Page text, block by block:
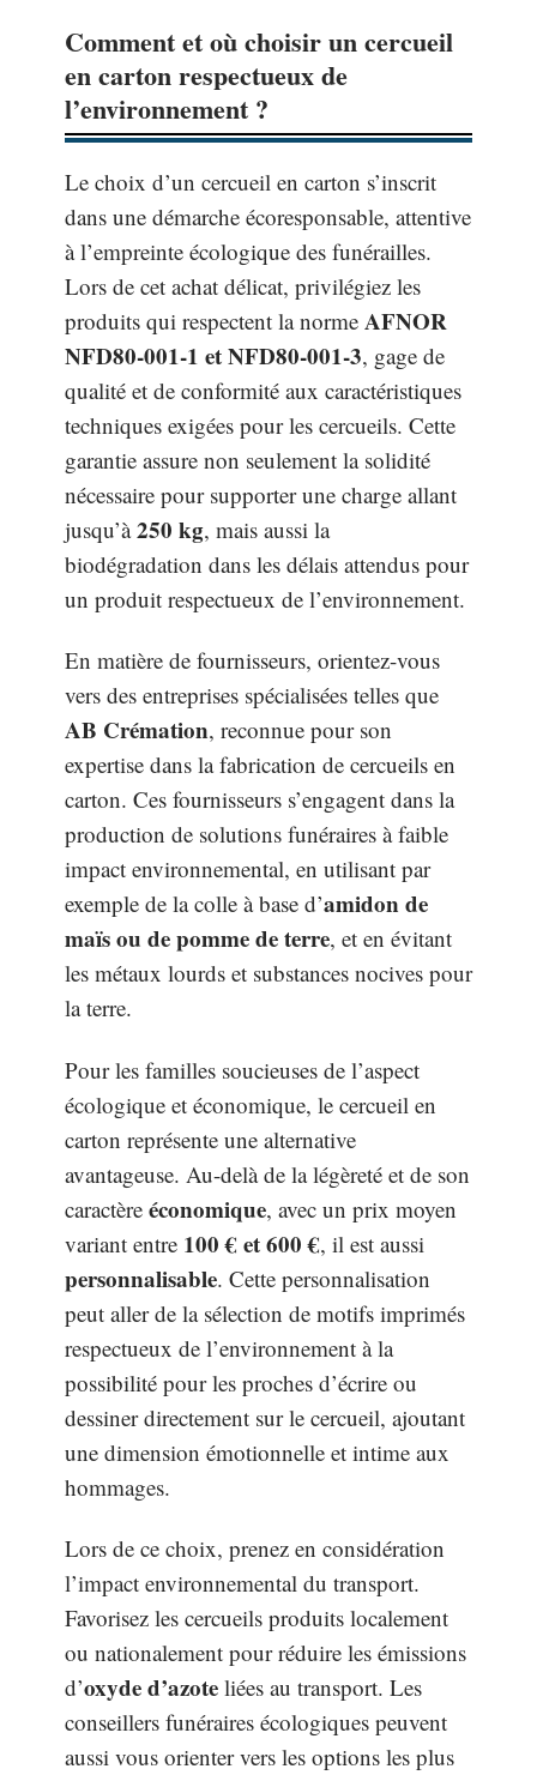
Comment et où choisir un cercueil
en carton respectueux de
l’environnement ?
Le choix d’un cercueil en carton s’inscrit
dans une démarche écoresponsable, attentive
à l’empreinte écologique des funérailles.
Lors de cet achat délicat, privilégiez les
produits qui respectent la norme AFNOR
NFD80-001-1 et NFD80-001-3, gage de
qualité et de conformité aux caractéristiques
techniques exigées pour les cercueils. Cette
garantie assure non seulement la solidité
nécessaire pour supporter une charge allant
jusqu’à250 kg, mais aussi la
biodégradation dans les délais attendus pour
un produit respectueux de l’environnement.
En matière de fournisseurs, orientez-vous
vers des entreprises spécialisées telles que
AB Crémation, reconnue pour son
expertise dans la fabrication de cercueils en
carton. Ces fournisseurs s’engagent dans la
production de solutions funéraires à faible
impact environnemental, en utilisant par
exemple de la colle à base d’amidon de
maïs ou de pomme de terre, et en évitant
les métaux lourds et substances nocives pour
la terre.
Pour les familles soucieuses de l’aspect
écologique et économique, le cercueil en
carton représente une alternative
avantageuse. Au-delà de la légèreté et de son
caractère économique, avec un prix moyen
variant entre 100 € et 600 €, il est aussi
personnalisable. Cette personnalisation
peut aller de la sélection de motifs imprimés
respectueux de l’environnement à la
possibilité pour les proches d’écrire ou
dessiner directement sur le cercueil, ajoutant
une dimension émotionnelle et intime aux
hommages.
Lors de ce choix, prenez en considération
l’impact environnemental du transport.
Favorisez les cercueils produits localement
ou nationalement pour réduire les émissions
d’oxyde d’azote liées au transport. Les
conseillers funéraires écologiques peuvent
aussi vous orienter vers les options les plus